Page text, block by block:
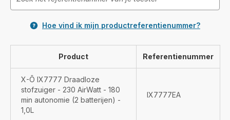
Hoe vind ik mijn productreferentienummer?
Product Referentienummer
X-Ô IX7777 Draadloze
stofzuiger - 230 AirWatt - 180
min autonomie (2 batterijen) -
1,0L
IX7777EA